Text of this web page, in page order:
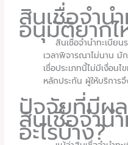
สินเชื่อจำน
อนุมัติยากไ
สินเชื่อจำนำทะเบียน
เวลาพิจารณาไม่นาน มั
เชื่อประเภทนี้ไม่มีเงื่อน
หลักประกัน ผู้ให้บริการ
ปัจจัยที่มีผ
สินเชื่อจำน
อะไรบ้าง?